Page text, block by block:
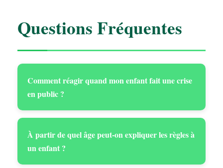
Questions Fréquentes
Comment réagir quand mon enfant fait une crise
en public ?
À partir de quel âge peut-on expliquer les règles à
un enfant ?